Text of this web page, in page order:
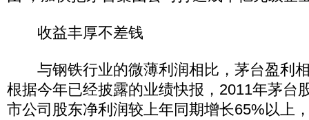
收益丰厚不差钱
与钢铁行业的微薄利润相比，茅台盈利相
根据今年已经披露的业绩快报，2011年茅台
市公司股东净利润较上年同期增长65%以上